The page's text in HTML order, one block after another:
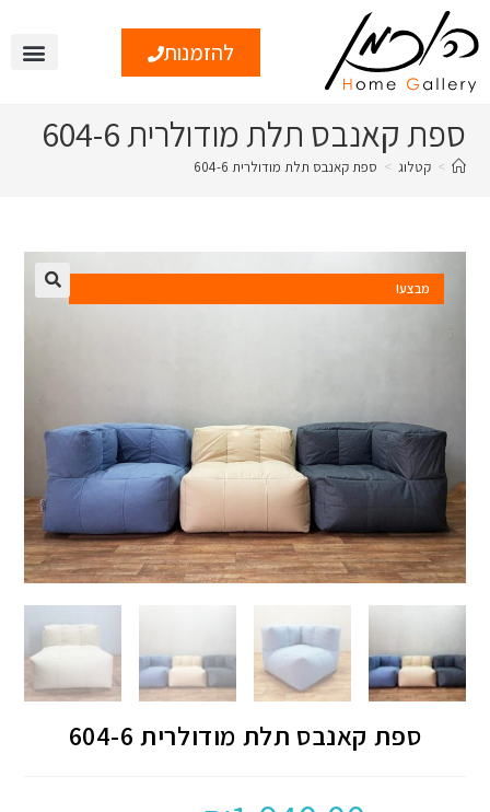
להזמנות
ספת קאנבס תלת מודולרית 604-6
> קטלוג > ספת קאנבס תלת מודולרית 604-6
מבצע!
ספת קאנבס תלת מודולרית 604-6